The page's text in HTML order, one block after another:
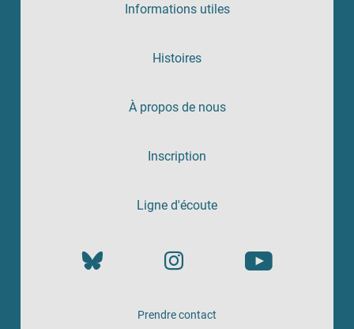
Informations utiles
Histoires
À propos de nous
Inscription
Ligne d'écoute
Prendre contact